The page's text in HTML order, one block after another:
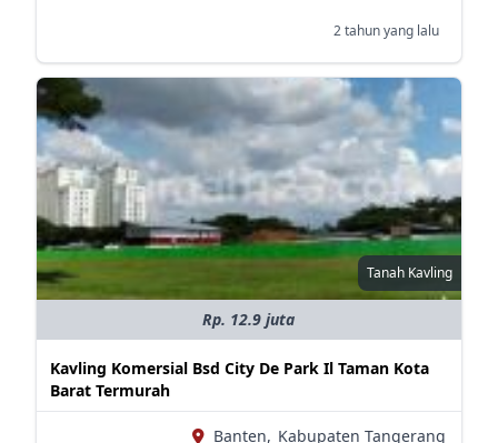
2 tahun yang lalu
Tanah Kavling
Rp. 12.9 juta
Kavling Komersial Bsd City De Park Il Taman Kota
Barat Termurah
Banten, Kabupaten Tangerang